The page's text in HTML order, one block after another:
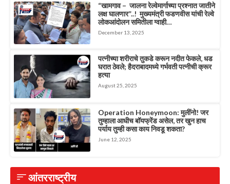
“खामगाव – जालना रेल्वेमार्गाच्या प्रश्नात जातीने
लक्ष घालणार”..! मुख्यमंत्री फडणवीस यांची रेल्वे
लोकआंदोलन समितीला ग्वाही…
December 13, 2025
पत्नीच्या शरीराचे तुकडे करून नदीत फेकले, धड
घरात ठेवले; हैदराबादमध्ये गर्भवती पत्नीची क्रूर
हत्या
August 25, 2025
Operation Honeymoon: मुलींनो! जर
तुम्हाला आधीच बॉयफ्रेंड असेल, तर खुन हाच
पर्याय तुम्ही कसा काय निवडू शकता?
June 12, 2025
आंतरराष्ट्रीय